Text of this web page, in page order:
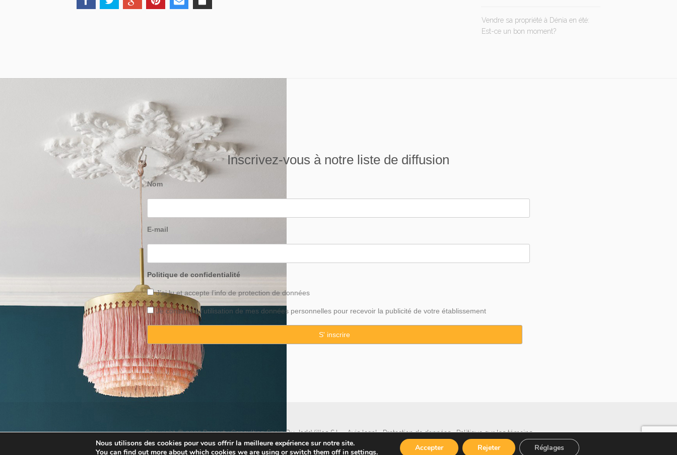
Vendre sa propriété à Dénia en été:
Est-ce un bon moment?
Inscrivez-vous à notre liste de diffusion
Nom
E-mail
Politique de confidentialité
J’ai lu et accepte l’info de protection de données
Je consens à l’utilisation de mes données personnelles pour recevoir la publicité de votre établissement
Copyright © 2025 Property Consulting Spain By JadeVillas S.L. ·Avis legal·Protection de données·Politique sur les témoins
Nous utilisons des cookies pour vous offrir la meilleure expérience sur notre site.
You can find out more about which cookies we are using or switch them off in settings. Accepter Rejeter Réglages